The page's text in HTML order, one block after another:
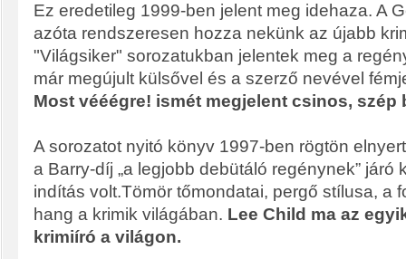
Ez eredetileg 1999-ben jelent meg idehaza. A
azóta rendszeresen hozza nekünk az újabb
"Világsiker" sorozatukban jelentek meg a
már megújult külsővel és a szerző nevével
Most vééégre! ismét megjelent csinos, szép
A sorozatot nyitó könyv 1997-ben rögtön
a Barry-díj „a legjobb debütáló regénynek” járó
indítás volt.Tömör tőmondatai, pergő stílusa, a
hang a krimik világában. Lee Child ma az
krimiíró a világon.